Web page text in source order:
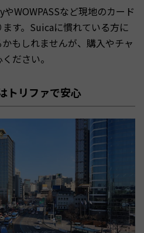
WOWPASSなど現地のカード
す。Suicaに慣れている方に
もしれませんが、購入やチャ
ださい。
トリファで安心